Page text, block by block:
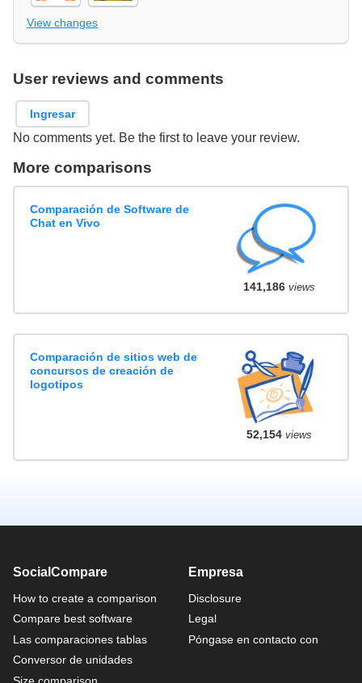
View changes
User reviews and comments
Ingresar
No comments yet. Be the first to leave your review.
More comparisons
Comparación de Software de
Chat en Vivo
141,186views
Comparación de sitios web de
concursos de creación de
logotipos
52,154views
SocialCompare
How to create a comparison
Compare best software
Las comparaciones tablas
Conversor de unidades
Size comparison
Empresa
Disclosure
Legal
Póngase en contacto con